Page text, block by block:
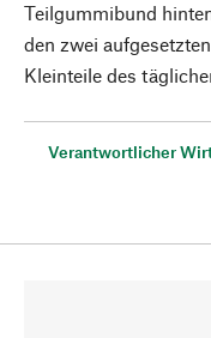
Teilgummibund
den zwei
Kleinteile des
Verantwortlicher